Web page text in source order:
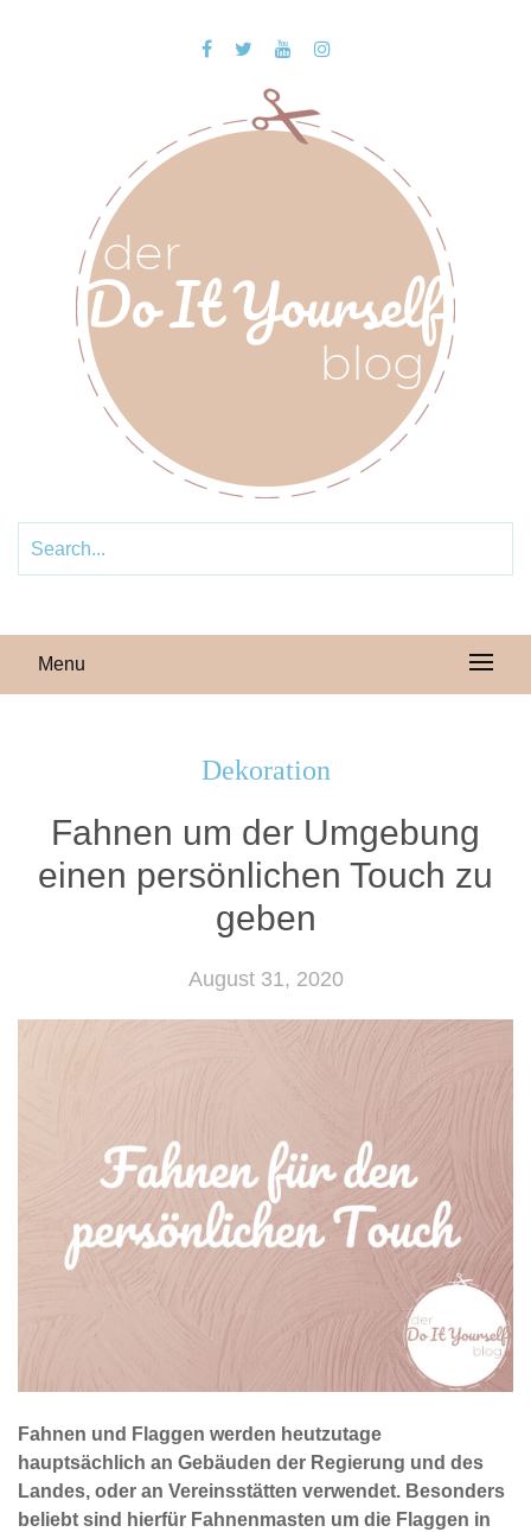
Menu
Dekoration
Fahnen um der Umgebung
einen persönlichen Touch zu
geben
August 31, 2020
Fahnen und Flaggen werden heutzutage
hauptsächlich an Gebäuden der Regierung und des
Landes, oder an Vereinsstätten verwendet. Besonders
beliebt sind hierfür Fahnenmasten um die Flaggen in